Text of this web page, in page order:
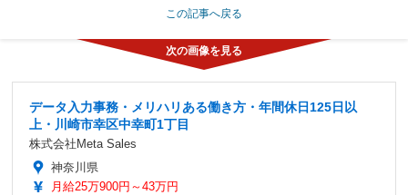
この記事へ戻る
データ入力事務・メリハリある働き方・年間休日125日以
上・川崎市幸区中幸町1丁目
株式会社Meta Sales
神奈川県
月給25万900円～43万円